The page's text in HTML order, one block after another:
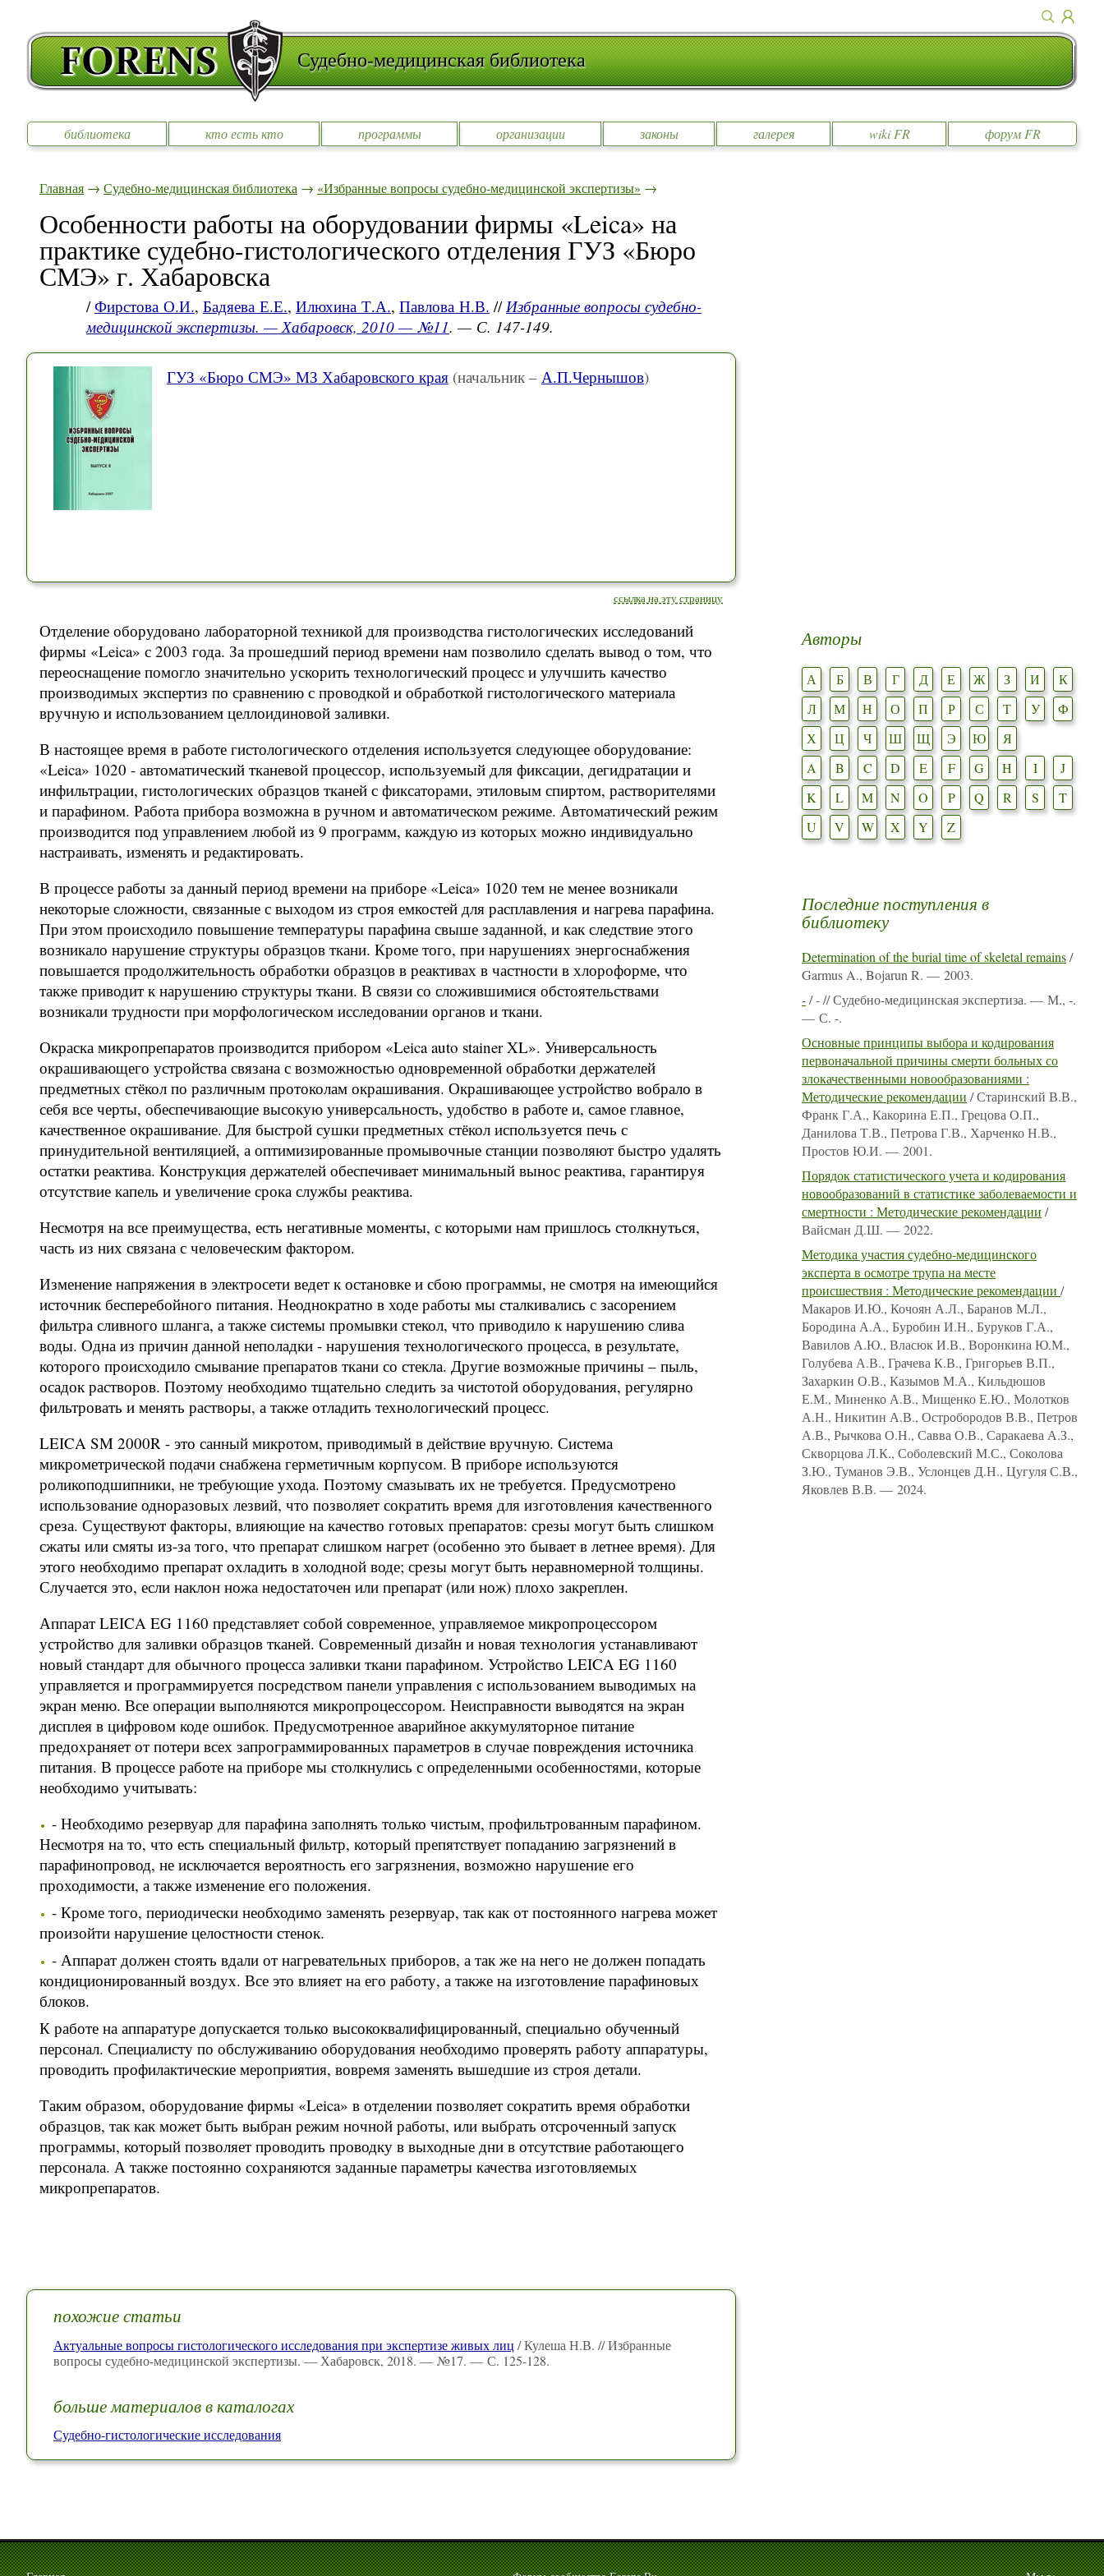
Судебно-медицинская библиотека
библиотека кто есть кто программы организации законы галерея wiki FR форум FR
Главная → Судебно-медицинская библиотека → «Избранные вопросы судебно-медицинской экспертизы» →
Особенности работы на оборудовании фирмы «Leica» на
практике судебно-гистологического отделения ГУЗ «Бюро
СМЭ» г. Хабаровска
/Фирстова О.И., Бадяева Е.Е., Илюхина Т.А., Павлова Н.В. //Избранные вопросы судебно-
медицинской экспертизы. — Хабаровск, 2010 — №11. — С. 147-149.
ГУЗ «Бюро СМЭ» МЗ Хабаровского края (начальник – А.П.Чернышов)
ссылка на эту страницу
Отделение оборудовано лабораторной техникой для производства гистологических исследований
фирмы «Leica» с 2003 года. За прошедший период времени нам позволило сделать вывод о том, что
переоснащение помогло значительно ускорить технологический процесс и улучшить качество
производимых экспертиз по сравнению с проводкой и обработкой гистологического материала
вручную и использованием целлоидиновой заливки.
В настоящее время в работе гистологического отделения используется следующее оборудование:
«Leica» 1020 - автоматический тканевой процессор, используемый для фиксации, дегидратации и
инфильтрации, гистологических образцов тканей с фиксаторами, этиловым спиртом, растворителями
и парафином. Работа прибора возможна в ручном и автоматическом режиме. Автоматический режим
производится под управлением любой из 9 программ, каждую из которых можно индивидуально
настраивать, изменять и редактировать.
В процессе работы за данный период времени на приборе «Leica» 1020 тем не менее возникали
некоторые сложности, связанные с выходом из строя емкостей для расплавления и нагрева парафина.
При этом происходило повышение температуры парафина свыше заданной, и как следствие этого
возникало нарушение структуры образцов ткани. Кроме того, при нарушениях энергоснабжения
повышается продолжительность обработки образцов в реактивах в частности в хлороформе, что
также приводит к нарушению структуры ткани. В связи со сложившимися обстоятельствами
возникали трудности при морфологическом исследовании органов и ткани.
Окраска микропрепаратов производится прибором «Leica auto stainer XL». Универсальность
окрашивающего устройства связана с возможностью одновременной обработки держателей
предметных стёкол по различным протоколам окрашивания. Окрашивающее устройство вобрало в
себя все черты, обеспечивающие высокую универсальность, удобство в работе и, самое главное,
качественное окрашивание. Для быстрой сушки предметных стёкол используется печь с
принудительной вентиляцией, а оптимизированные промывочные станции позволяют быстро удалять
остатки реактива. Конструкция держателей обеспечивает минимальный вынос реактива, гарантируя
отсутствие капель и увеличение срока службы реактива.
Несмотря на все преимущества, есть негативные моменты, с которыми нам пришлось столкнуться,
часть из них связана с человеческим фактором.
Изменение напряжения в электросети ведет к остановке и сбою программы, не смотря на имеющийся
источник бесперебойного питания. Неоднократно в ходе работы мы сталкивались с засорением
фильтра сливного шланга, а также системы промывки стекол, что приводило к нарушению слива
воды. Одна из причин данной неполадки - нарушения технологического процесса, в результате,
которого происходило смывание препаратов ткани со стекла. Другие возможные причины – пыль,
осадок растворов. Поэтому необходимо тщательно следить за чистотой оборудования, регулярно
фильтровать и менять растворы, а также отладить технологический процесс.
LEICA SM 2000R - это санный микротом, приводимый в действие вручную. Система
микрометрической подачи снабжена герметичным корпусом. В приборе используются
роликоподшипники, не требующие ухода. Поэтому смазывать их не требуется. Предусмотрено
использование одноразовых лезвий, что позволяет сократить время для изготовления качественного
среза. Существуют факторы, влияющие на качество готовых препаратов: срезы могут быть слишком
сжаты или смяты из-за того, что препарат слишком нагрет (особенно это бывает в летнее время). Для
этого необходимо препарат охладить в холодной воде; срезы могут быть неравномерной толщины.
Случается это, если наклон ножа недостаточен или препарат (или нож) плохо закреплен.
Аппарат LEICA EG 1160 представляет собой современное, управляемое микропроцессором
устройство для заливки образцов тканей. Современный дизайн и новая технология устанавливают
новый стандарт для обычного процесса заливки ткани парафином. Устройство LEICA EG 1160
управляется и программируется посредством панели управления с использованием выводимых на
экран меню. Все операции выполняются микропроцессором. Неисправности выводятся на экран
дисплея в цифровом коде ошибок. Предусмотренное аварийное аккумуляторное питание
предохраняет от потери всех запрограммированных параметров в случае повреждения источника
питания. В процессе работе на приборе мы столкнулись с определенными особенностями, которые
необходимо учитывать:
- Необходимо резервуар для парафина заполнять только чистым, профильтрованным парафином.
Несмотря на то, что есть специальный фильтр, который препятствует попаданию загрязнений в
парафинопровод, не исключается вероятность его загрязнения, возможно нарушение его
проходимости, а также изменение его положения.
- Кроме того, периодически необходимо заменять резервуар, так как от постоянного нагрева может
произойти нарушение целостности стенок.
- Аппарат должен стоять вдали от нагревательных приборов, а так же на него не должен попадать
кондиционированный воздух. Все это влияет на его работу, а также на изготовление парафиновых
блоков.
К работе на аппаратуре допускается только высококвалифицированный, специально обученный
персонал. Специалисту по обслуживанию оборудования необходимо проверять работу аппаратуры,
проводить профилактические мероприятия, вовремя заменять вышедшие из строя детали.
Таким образом, оборудование фирмы «Leica» в отделении позволяет сократить время обработки
образцов, так как может быть выбран режим ночной работы, или выбрать отсроченный запуск
программы, который позволяет проводить проводку в выходные дни в отсутствие работающего
персонала. А также постоянно сохраняются заданные параметры качества изготовляемых
микропрепаратов.
похожие статьи
Актуальные вопросы гистологического исследования при экспертизе живых лиц / Кулеша Н.В. // Избранные
вопросы судебно-медицинской экспертизы. — Хабаровск, 2018. — №17. — С. 125-128.
больше материалов в каталогах
Судебно-гистологические исследования
Авторы
А Б В Г Д Е Ж З И
К
Л
М Н О П Р С Т У
Ф
Х
Ц Ч Ш Щ Э Ю
Я
A
B C D E F G H I
J
K
L M N O P Q R S
T
U
V W X Y Z
Последние поступления в
библиотеку
Determination of the burial time of skeletal remains/
Garmus A., Bojarun R. — 2003.
-/ - // Судебно-медицинская экспертиза. — М., -.
— С. -.
Основные принципы выбора и кодирования
первоначальной причины смерти больных со
злокачественными новообразованиями :
Методические рекомендации / Старинский В.В.,
Франк Г.А., Какорина Е.П., Грецова О.П.,
Данилова Т.В., Петрова Г.В., Харченко Н.В.,
Простов Ю.И. — 2001.
Порядок статистического учета и кодирования
новообразований в статистике заболеваемости и
смертности : Методические рекомендации /
Вайсман Д.Ш. — 2022.
Методика участия судебно-медицинского
эксперта в осмотре трупа на месте
происшествия : Методические рекомендации /
Макаров И.Ю., Кочоян А.Л., Баранов М.Л.,
Бородина А.А., Буробин И.Н., Буруков Г.А.,
Вавилов А.Ю., Власюк И.В., Воронкина Ю.М.,
Голубева А.В., Грачева К.В., Григорьев В.П.,
Захаркин О.В., Казымов М.А., Кильдюшов
Е.М., Миненко А.В., Мищенко Е.Ю., Молотков
А.Н., Никитин А.В., Остробородов В.В., Петров
А.В., Рычкова О.Н., Савва О.В., Саракаева А.З.,
Скворцова Л.К., Соболевский М.С., Соколова
З.Ю., Туманов Э.В., Услонцев Д.Н., Цугуля С.В.,
Яковлев В.В. — 2024.